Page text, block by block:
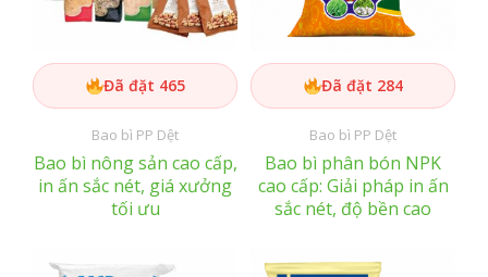
Đã đặt 465
Bao bì PP Dệt
Bao bì nông sản cao cấp,
in ấn sắc nét, giá xưởng
tối ưu
Đã đặt 284
Bao bì PP Dệt
Bao bì phân bón NPK
cao cấp: Giải pháp in ấn
sắc nét, độ bền cao